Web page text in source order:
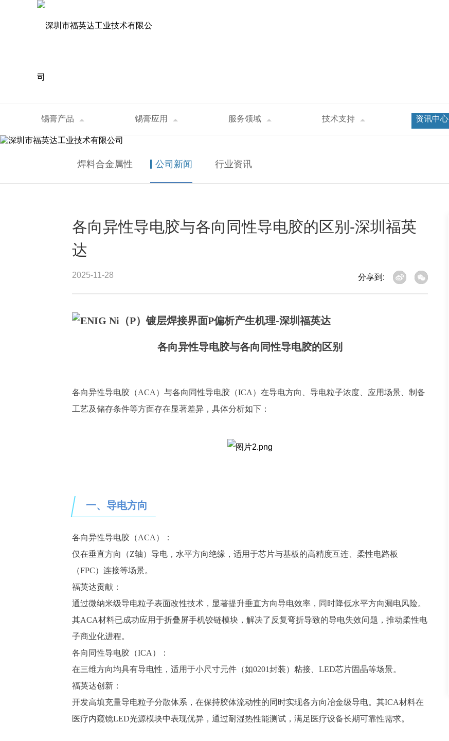
锡膏产品 锡膏应用 服务领域 技术支持 资讯中心
资讯中心
首页 >公司新闻 各向异性导电胶与各向同性导电胶的区别-深圳福英达
焊料合金属性 公司新闻 行业资讯
各向异性导电胶与各向同性导电胶的区别-深圳福英
达
2025-11-28 分享到:
各向异性导电胶与各向 同性导电胶的区别
各向异性导电胶（ACA）与各向 同性导电胶（ICA）在导电方向、导电粒子浓度、应用场景、制备
工艺及储存条件等方面存在显著差异，具体分析如下：
一、 导电方向
各向异性导电胶（ACA）：
仅在垂直方向（Z轴）导电，水平方向绝缘，适用于芯片与基板的高精度互连、柔性电路板
（FPC）连接等场景。
福英达贡献：
通过微纳米级导电粒子表面改性技术，显著提升垂直方向导电效率，同时降低水平方向漏电风险。
其ACA材料已成功应用于折叠屏手机铰链模块，解决了反复弯折导致的导电失效问题，推动柔性电
子商业化进程。
各向 同性导电胶（ICA）：
在三维方向均具有导电性，适用于小尺寸元件（如0201封装）粘接、LED芯片固晶等场景。
福英达创新：
开发高填充量导电粒子分散体系，在保持胶体流动性的同时实现各方向冶金级导电。其ICA材料在
医疗内窥镜LED光源模块中表现优异，通过耐湿热性能测试，满足医疗设备长期可靠性需求。